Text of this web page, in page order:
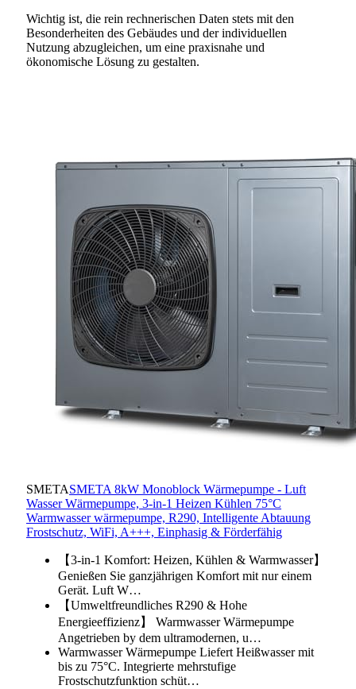
Wichtig ist, die rein rechnerischen Daten stets mit den
Besonderheiten des Gebäudes und der individuellen
Nutzung abzugleichen, um eine praxisnahe und
ökonomische Lösung zu gestalten.
SMETASMETA 8kW Monoblock Wärmepumpe - Luft
Wasser Wärmepumpe, 3-in-1 Heizen Kühlen 75°C
Warmwasser wärmepumpe, R290, Intelligente Abtauung
Frostschutz, WiFi, A+++, Einphasig & Förderfähig
【3-in-1 Komfort: Heizen, Kühlen & Warmwasser】
Genießen Sie ganzjährigen Komfort mit nur einem
Gerät. Luft W…
【Umweltfreundliches R290 & Hohe
Energieeffizienz】 Warmwasser Wärmepumpe
Angetrieben by dem ultramodernen, u…
Warmwasser Wärmepumpe Liefert Heißwasser mit
bis zu 75°C. Integrierte mehrstufige
Frostschutzfunktion schüt…